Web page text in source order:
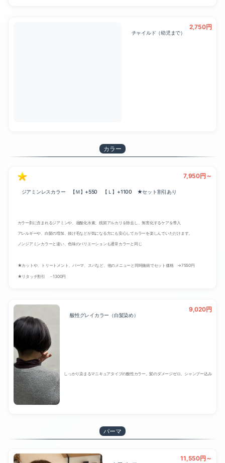
チャイルド（幼児まで）
2,750円
カラー
ジアミンレスカラー 【Ｍ】+550 【Ｌ】+1100 ★セット割引あり
7,950円～
カラー剤に含まれるジアミンや、過酸化水素、残留アルカリを除去し、無害化するケアを導入
アレルギーや、白髪の増加、抜け毛などが気になる方にも安心してカラーを楽しんでいただけます。
ノンジアミンカラーと違い、色味のバリエーションも通常カラーと同じ
★カットや、トリートメント、パーマ、スパなど、他のメニューと同時施術でセット価格 →7550円
★リタッチ割引 －1300円
酸性グレイカラー（白髪染め）
9,020円
しっかり染まるマニキュアタイプの酸性カラー。髪のダメージゼロ。シャンプー込み
パーマ
11,550円～